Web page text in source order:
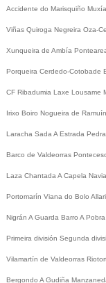
Accidente do Marisquiño Muxía
Viñas Quiroga Negreira Oza-
Xunqueira de Ambía
Porqueira Cerdedo-Cotobade
CF Ribadumia Laxe Lousame
Irixo Boiro Nogueira de Ramuín
Laracha Sada A Estrada
Barco de Valdeorras
Laza Chantada A Capela
Portomarín Viana do Bolo
Nigrán A Guarda Barro A
Primeira división Segunda
Vilamartín de Valdeorras
Bergondo A Gudiña